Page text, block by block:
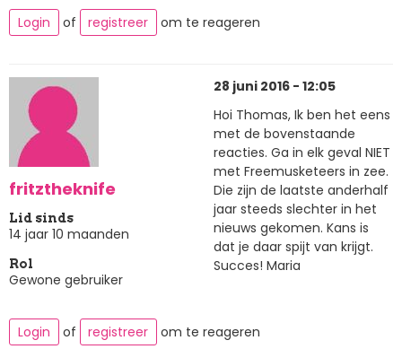
Login
of registreer om te reageren
fritztheknife
Lid sinds
14 jaar 10 maanden
Rol
Gewone gebruiker
28 juni 2016 - 12:05
Hoi Thomas, Ik ben het eens
met de bovenstaande
reacties. Ga in elk geval NIET
met Freemusketeers in zee.
Die zijn de laatste anderhalf
jaar steeds slechter in het
nieuws gekomen. Kans is
dat je daar spijt van krijgt.
Succes! Maria
Login of registreer om te reageren